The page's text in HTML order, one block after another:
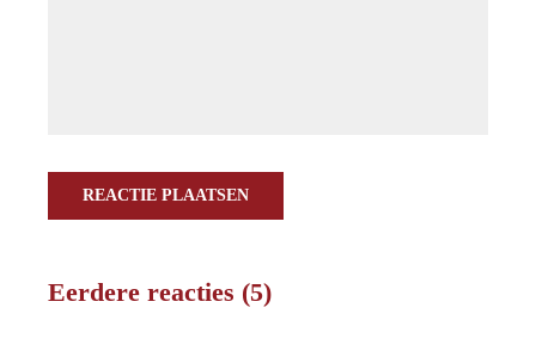
REACTIE PLAATSEN
Eerdere reacties (5)